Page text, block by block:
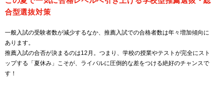
合型選抜対策
一般入試の受験者数が減少するなか、推薦入試での合格者数は年々増加傾向に
あります。
推薦入試の合否が決まるのは12月。つまり、学校の授業やテストが完全にスト
ップする「夏休み」こそが、ライバルに圧倒的な差をつける絶好のチャンスで
す！